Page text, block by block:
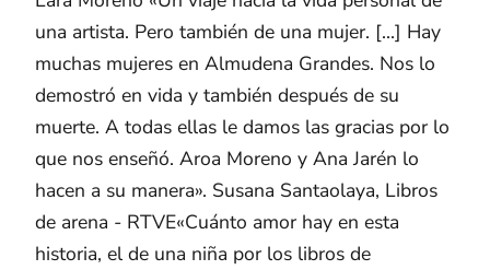
una artista. Pero también de una mujer. [...] Hay
muchas mujeres en Almudena Grandes. Nos lo
demostró en vida y también después de su
muerte. A todas ellas le damos las gracias por lo
que nos enseñó. Aroa Moreno y Ana Jarén lo
hacen a su manera». Susana Santaolaya, Libros
de arena - RTVE«Cuánto amor hay en esta
historia, el de una niña por los libros de